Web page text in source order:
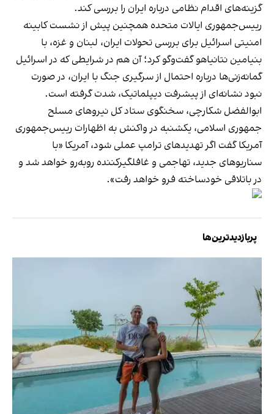
گزینه‌های اقدام نظامی درباره ایران را بررسی کند.
رییس‌جمهوری ایالات متحده همچنین پیش از نشست کابینه
امنیتی اسرائیل برای بررسی تحولات ایران، لبنان و غزه، با
بنیامین نتانیاهو گفت‌وگو کرد؛ آن هم در شرایطی که در اسرائیل
گمانه‌زنی‌ها درباره احتمال از سرگیری جنگ با ایران، در صورت
نبود نشانه‌ای از پیشرفت دیپلماتیک، شدت گرفته است.
ابوالفضل شکارچی، سخنگوی ستاد کل نیروهای مسلح
جمهوری اسلامی، یکشنبه در واکنش به اظهارات رییس‌جمهوری
آمریکا گفت اگر تهدیدهای ترامپ عملی شود، آمریکا «با
سناریوهای جدید، تهاجمی و غافلگیرکننده روبه‌رو خواهد شد و
در باتلاقی خودساخته فرو خواهد رفت».
پربازدیدترین‌ها